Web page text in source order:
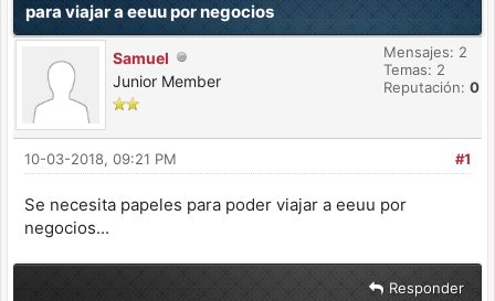
para viajar a eeuu por negocios
Samuel
Junior Member
Mensajes: 2
Temas: 2
Reputación: 0
#1
10-03-2018, 09:21 PM
Se necesita papeles para poder viajar a eeuu por
negocios...
Responder